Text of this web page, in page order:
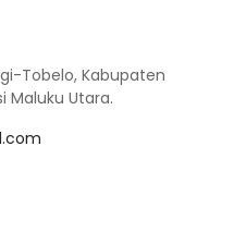
Tobelo, Kabupaten
Maluku Utara.